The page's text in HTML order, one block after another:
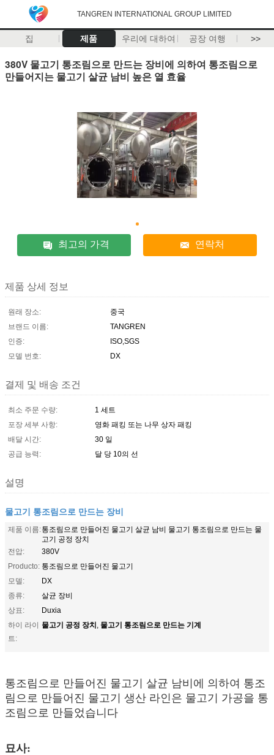
TANGREN INTERNATIONAL GROUP LIMITED
집 제품 우리에 대하여 공장 여행 >>
380V 물고기 통조림으로 만드는 장비에 의하여 통조림으로
만들어지는 물고기 살균 남비 높은 열 효율
최고의 가격 연락처
제품 상세 정보
원래 장소:
중국
브랜드 이름:
TANGREN
인증:
ISO,SGS
모델 번호:
DX
결제 및 배송 조건
최소 주문 수량:
1 세트
포장 세부 사항:
영화 패킹 또는 나무 상자 패킹
배달 시간:
30 일
공급 능력:
달 당 10의 선
설명
물고기 통조림으로 만드는 장비
제품 이름:통조림으로 만들어진 물고기 살균 남비 물고기 통조림으로 만드는 물
고기 공정 장치
전압:
380V
Producto: 통조림으로 만들어진 물고기
모델:
DX
종류:
살균 장비
상표:
Duxia
하이 라이
트:
물고기 공정 장치, 물고기 통조림으로 만드는 기계
통조림으로 만들어진 물고기 살균 남비에 의하여 통조
림으로 만들어진 물고기 생산 라인은 물고기 가공을 통
조림으로 만들었습니다
묘사: